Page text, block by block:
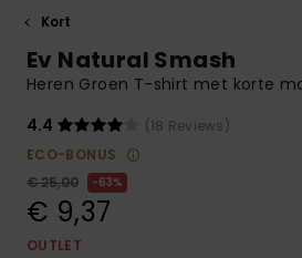
antwoorden op
de meest
vragen en ons
VERLANGLIJST
Kort
Ev Natural Smash
Heren Groen T-shirt met korte
4.4
(18 Reviews)
ECO-BONUS
€ 25,00
63%
€ 9,37
OUTLET